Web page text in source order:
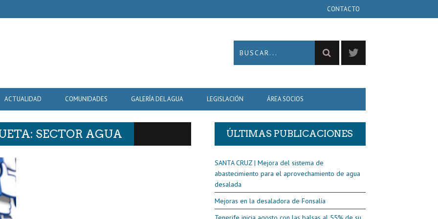
CONTACTO
ACTUALIDAD COMUNIDADES GALERÍA DEL AGUA LEGISLACIÓN ÁREA SOCIOS
SECTOR AGUA ÚLTIMAS PUBLICACIONES
SANTA CRUZ | Mejora del sistema de
abastecimiento para el aprovechamiento de agua
desalada
Mejoras en la desaladora de Fonsalía